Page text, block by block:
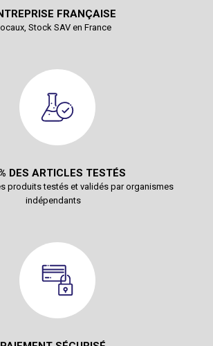
FRANÇAISE
Stock SAV en France
DES ARTICLES TESTÉS
produits testés et validés par organismes
indépendants